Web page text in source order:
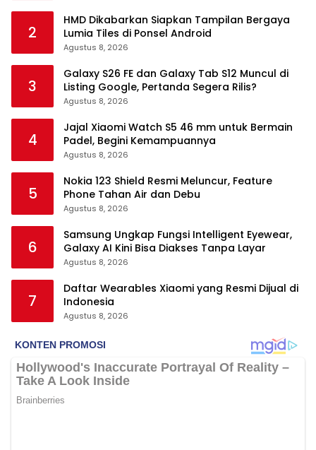
2
HMD Dikabarkan Siapkan Tampilan Bergaya
Lumia Tiles di Ponsel Android
Agustus 8, 2026
3
Galaxy S26 FE dan Galaxy Tab S12 Muncul di
Listing Google, Pertanda Segera Rilis?
Agustus 8, 2026
4
Jajal Xiaomi Watch S5 46 mm untuk Bermain
Padel, Begini Kemampuannya
Agustus 8, 2026
5
Nokia 123 Shield Resmi Meluncur, Feature
Phone Tahan Air dan Debu
Agustus 8, 2026
6
Samsung Ungkap Fungsi Intelligent Eyewear,
Galaxy AI Kini Bisa Diakses Tanpa Layar
Agustus 8, 2026
7
Daftar Wearables Xiaomi yang Resmi Dijual di
Indonesia
Agustus 8, 2026